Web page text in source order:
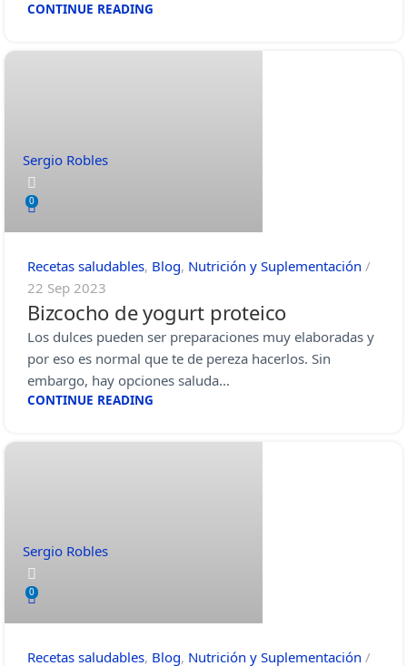
CONTINUE READING
Sergio Robles
0
Recetas saludables, Blog, Nutrición y Suplementación
22 Sep 2023
Bizcocho de yogurt proteico
Los dulces pueden ser preparaciones muy elaboradas y
por eso es normal que te de pereza hacerlos. Sin
embargo, hay opciones saluda...
CONTINUE READING
Sergio Robles
0
Recetas saludables, Blog, Nutrición y Suplementación